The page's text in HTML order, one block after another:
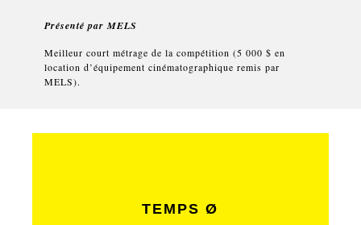
Présenté parMELS
Meilleur court métrage de la compétition (5 000 $ en
location d’équipement cinématographique remis par
MELS).
TEMPS Ø